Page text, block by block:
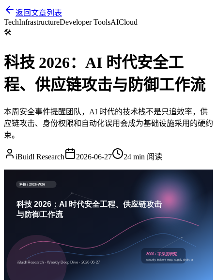
返回文章列表
TechInfrastructureDeveloper ToolsAICloud
🛠️
科技 2026：AI 时代安全工
程、供应链攻击与防御工作流
本周安全事件提醒团队，AI 时代的技术栈不是只追效率，供
应链攻击、身份权限和自动化误用会成为基础设施采用的硬约
束。
iBuidl Research 2026-06-27 24 min 阅读